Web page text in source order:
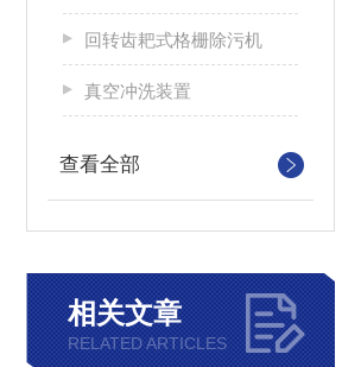
回转齿耙式格栅除污机
真空冲洗装置
查看全部
相关文章
RELATED ARTICLES